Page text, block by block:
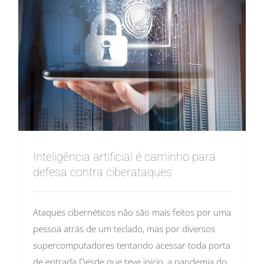
Inteligência artificial é caminho para
defesa contra ciberataques
Ataques cibernéticos não são mais feitos por uma
pessoa atrás de um teclado, mas por diversos
supercomputadores tentando acessar toda porta
de entrada Desde que teve início, a pandemia do